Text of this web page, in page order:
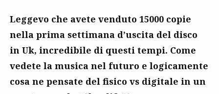
Leggevo che avete venduto 15000 copie
nella prima settimana d’uscita del disco
in Uk, incredibile di questi tempi. Come
vedete la musica nel futuro e logicamente
cosa ne pensate del fisico vs digitale in un